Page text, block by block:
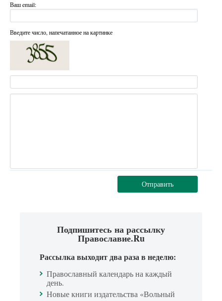
Ваш email:
Введите число, напечатанное на картинке
Отправить
Подпишитесь на рассылку
Православие.Ru
Рассылка выходит два раза в неделю:
Православный календарь на каждый
день.
Новые книги издательства «Вольный